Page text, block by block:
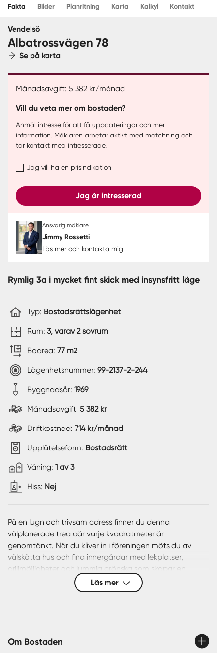
Sverige
Fakta Bilder Planritning Karta Kalkyl Kontakt
Vendelsö
Albatrossvägen 78
Se på karta
Månadsavgift: 5 382 kr/månad
Vill du veta mer om bostaden?
Anmäl intresse för att få uppdateringar och mer
information. Mäklaren arbetar aktivt med matchning och
tar kontakt med intresserade.
Jag vill ha en prisindikation
Jag är intresserad
Ansvarig mäklare
Jimmy Rossetti
Läs mer och kontakta mig
Rymlig 3a i mycket fint skick med insynsfritt läge
Typ: Bostadsrättslägenhet
Rum: 3, varav 2 sovrum
Boarea: 77 m2
Lägenhetsnummer: 99-2137-2-244
Byggnadsår: 1969
Månadsavgift: 5 382 kr
Driftkostnad: 714 kr/månad
Upplåtelseform: Bostadsrätt
Våning: 1 av 3
Hiss: Nej
På en lugn och trivsam adress finner du denna
välplanerade trea där varje kvadratmeter är
genomtänkt. När du kliver in i föreningen möts du av
välskötta hus och fina innergårdar med lekplatser,
grillmöjligheter och lummig grönska som skapar en
harmonisk och inbjudande miljö.
Bostaden erbjuder en social och öppen planlösning med
ligger i direkt anslutning till balkongen och skapar en
Läs mer
Om Bostaden